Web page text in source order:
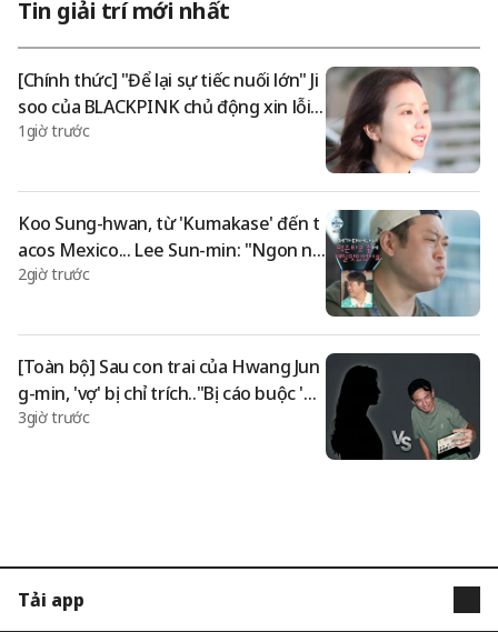
vợ một cách hợp lý". Trong đoạn video tiếp theo, hình ảnh cặ
p vợ chồng tiếp tục thốc tục trước mặt các con được phác họa.
Tin giải trí mới nhất
[Chính thức] "Để lại sự tiếc nuối lớn" Ji
soo của BLACKPINK chủ động xin lỗi c
ông khai [StarIssue]
1giờ trước
Koo Sung-hwan, từ 'Kumakase' đến t
acos Mexico... Lee Sun-min: "Ngon nh
ất mà tôi từng ăn kể từ khi sinh ra" [T
2giờ trước
[Toàn bộ] Sau con trai của Hwang Jun
g-min, 'vợ' bị chỉ trích.."Bị cáo buộc 'ng
oại tình'" A lại phản bác dài dòng
3giờ trước
Tải app